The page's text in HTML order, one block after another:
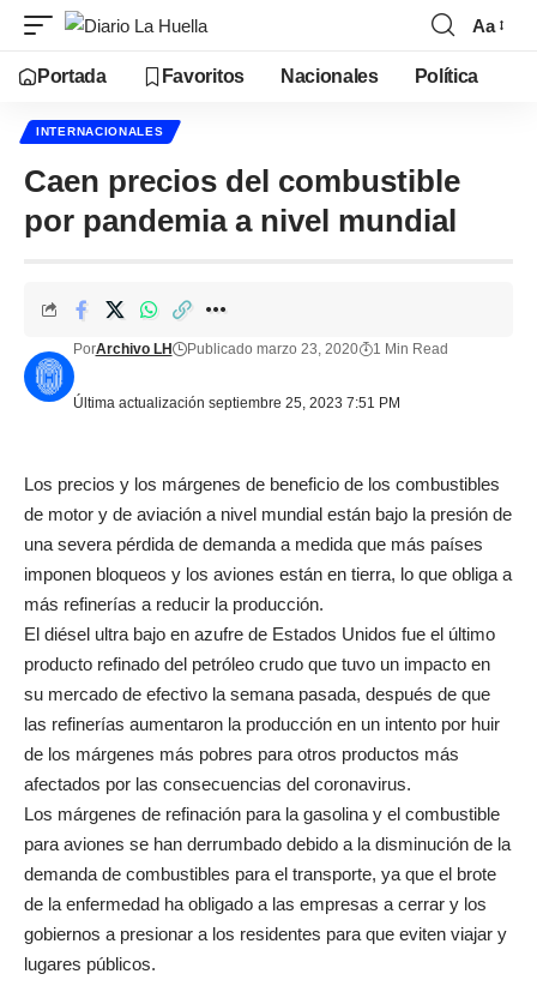
Aa
Portada Favoritos Nacionales Política
INTERNACIONALES
Caen precios del combustible
por pandemia a nivel mundial
Última actualización septiembre 25, 2023 7:51 PM
PorArchivo LH Publicado marzo 23, 2020 1 Min Read
Los precios y los márgenes de beneficio de los combustibles
de motor y de aviación a nivel mundial están bajo la presión de
una severa pérdida de demanda a medida que más países
imponen bloqueos y los aviones están en tierra, lo que obliga a
más refinerías a reducir la producción.
El diésel ultra bajo en azufre de Estados Unidos fue el último
producto refinado del petróleo crudo que tuvo un impacto en
su mercado de efectivo la semana pasada, después de que
las refinerías aumentaron la producción en un intento por huir
de los márgenes más pobres para otros productos más
afectados por las consecuencias del coronavirus.
Los márgenes de refinación para la gasolina y el combustible
para aviones se han derrumbado debido a la disminución de la
demanda de combustibles para el transporte, ya que el brote
de la enfermedad ha obligado a las empresas a cerrar y los
gobiernos a presionar a los residentes para que eviten viajar y
lugares públicos.